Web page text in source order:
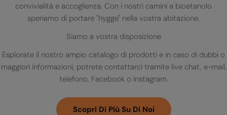
convivialità e accoglienza. Con i nostri camini a bioetanolo
speriamo di portare "hygge" nella vostra abitazione.
Siamo a vostra disposizione
Esplorate il nostro ampio catalogo di prodotti e in caso di dubbi o
maggiori informazioni, potrete contattarci tramite live chat, e-mail,
telefono, Facebook o Instagram.
Scopri Di Più Su Di Noi